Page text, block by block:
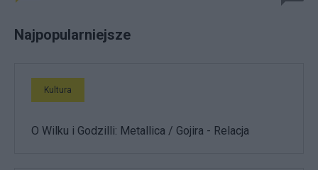
Najpopularniejsze
Kultura
O Wilku i Godzilli: Metallica / Gojira - Relacja